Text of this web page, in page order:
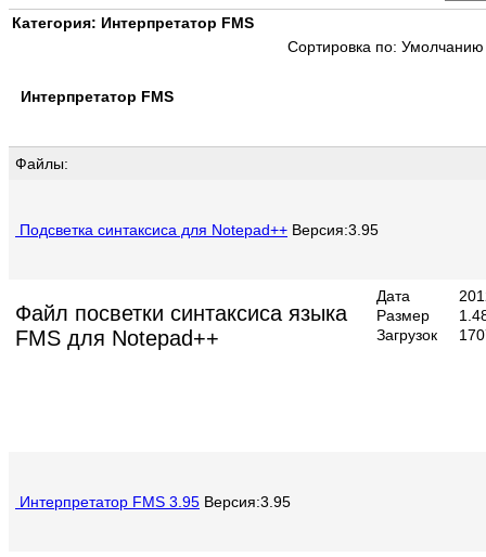
Категория: Интерпретатор FMS
Сортировка по:
Интерпретатор FMS
Файлы:
Подсветка синтаксиса для Notepad++ Версия:3.95
Файл посветки синтаксиса языка
FMS для Notepad++
Дата
Размер
Загрузок
Интерпретатор FMS 3.95 Версия:3.95